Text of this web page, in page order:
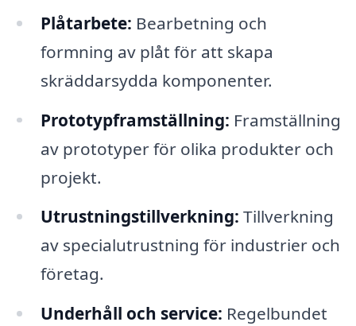
Plåtarbete: Bearbetning och
formning av plåt för att skapa
skräddarsydda komponenter.
Prototypframställning: Framställning
av prototyper för olika produkter och
projekt.
Utrustningstillverkning: Tillverkning
av specialutrustning för industrier och
företag.
Underhåll och service: Regelbundet